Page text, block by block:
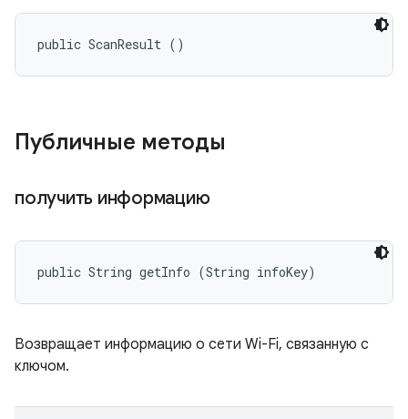
public ScanResult ()
Публичные методы
получить информацию
public String getInfo (String infoKey)
Возвращает информацию о сети Wi-Fi, связанную с
ключом.